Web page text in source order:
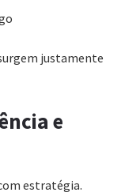
justamente
e
estratégia.